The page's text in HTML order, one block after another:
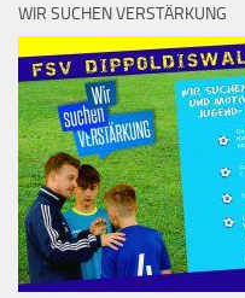
WIR SUCHEN VERSTÄRKUNG